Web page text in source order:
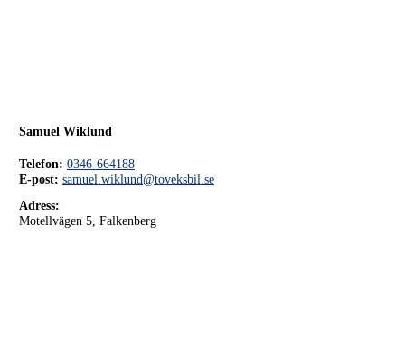
riskerar du en betalningsanmärkning, Det kan
leda till svårigheter att få hyra bostad, teckna
abonnemang och få nya lån. För stöd, vänd dig
Konsumentuppgifter finns på
konsumentverket.se
Samuel Wiklund
Telefon: 0346-664188
E-post: samuel.wiklund@toveksbil.se
Adress:
Motellvägen 5, Falkenberg